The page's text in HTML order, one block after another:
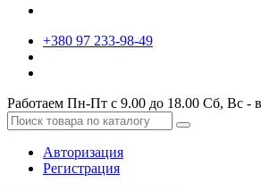
+380 97 233-98-49
Работаем Пн-Пт с 9.00 до 18.00 Сб, Вс -
Авторизация
Регистрация